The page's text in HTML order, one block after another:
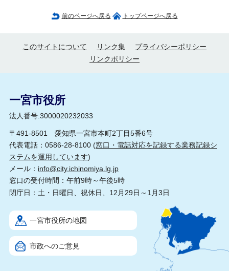
前のページへ戻る トップページへ戻る
このサイトについて リンク集
プライバシーポリシー
リンクポリシー
一宮市役所
法人番号:3000020232033
〒491-8501 愛知県一宮市本町2丁目5番6号
代表電話：0586-28-8100 (窓口・電話対応を記録する業務記録シ
ステムを運用しています)
メール： info@city.ichinomiya.lg.jp
窓口の受付時間：午前9時～午後5時
閉庁日：土・日曜日、祝休日、12月29日～1月3日
一宮市役所の地図
市政へのご意見